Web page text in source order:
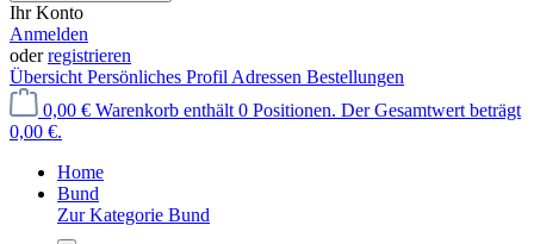
Ihr Konto
Anmelden
oderregistrieren
Übersicht Persönliches Profil Adressen Bestellungen
0,00 € Warenkorb enthält 0 Positionen. Der Gesamtwert beträgt
0,00 €.
Home
Bund
Zur Kategorie Bund